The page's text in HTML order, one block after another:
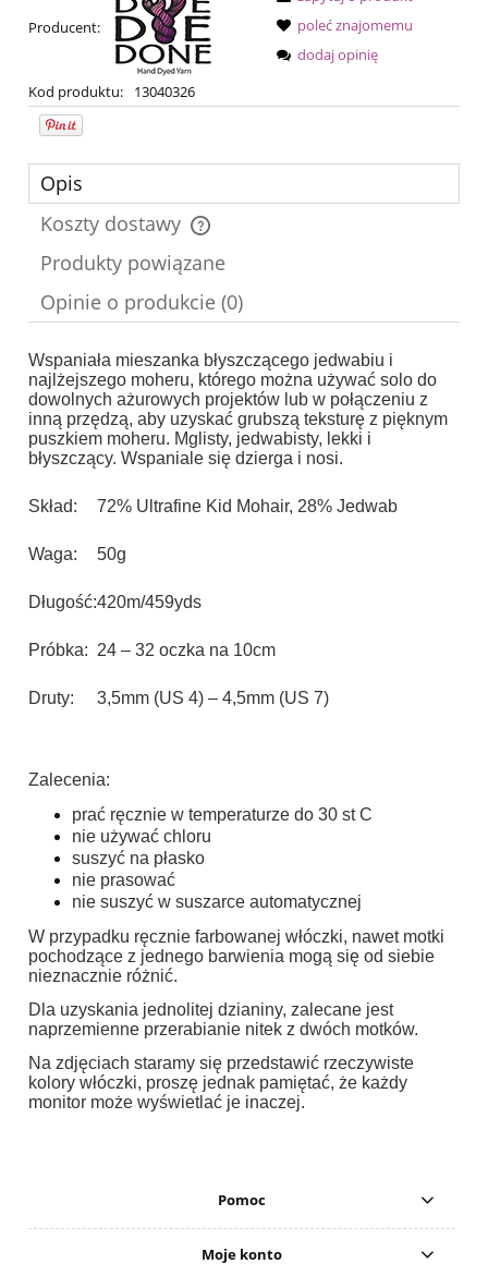
Producent:
Kod produktu: 13040326
poleć znajomemu
dodaj opinię
Opis
Koszty dostawy
Cena nie zawiera ewentualnych kosztów płatności
Produkty powiązane
Opinie o produkcie (0)
Wspaniała mieszanka błyszczącego jedwabiu i
najlżejszego moheru, którego można używać solo do
dowolnych ażurowych projektów lub w połączeniu z
inną przędzą, aby uzyskać grubszą teksturę z pięknym
puszkiem moheru. Mglisty, jedwabisty, lekki i
błyszczący. Wspaniale się dzierga i nosi.
Skład: 72% Ultrafine Kid Mohair, 28% Jedwab
Waga: 50g
Długość:420m/459yds
Próbka: 24 – 32 oczka na 10cm
Druty: 3,5mm (US 4) – 4,5mm (US 7)
Zalecenia:
prać ręcznie w temperaturze do 30 st C
nie używać chloru
suszyć na płasko
nie prasować
nie suszyć w suszarce automatycznej
W przypadku ręcznie farbowanej włóczki, nawet motki
pochodzące z jednego barwienia mogą się od siebie
nieznacznie różnić.
Dla uzyskania jednolitej dzianiny, zalecane jest
naprzemienne przerabianie nitek z dwóch motków.
Na zdjęciach staramy się przedstawić rzeczywiste
kolory włóczki, proszę jednak pamiętać, że każdy
monitor może wyświetlać je inaczej.
Pomoc
Moje konto